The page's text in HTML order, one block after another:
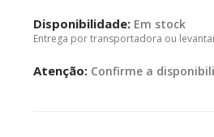
Disponibilidade: Em stock
Entrega por transportadora ou
Atenção: Confirme a